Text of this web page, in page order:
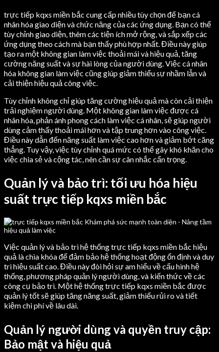
trực tiếp kqxs miền bắc cung cấp nhiều tùy chọn để bạn cá
nhân hóa giao diện và chức năng của các ứng dụng. Bạn có thể
tùy chỉnh giao diện, thêm các tiện ích mở rộng, và sắp xếp các
ứng dụng theo cách mà bạn thấy phù hợp nhất. Điều này giúp
tạo ra một không gian làm việc thoải mái và hiệu quả, tăng
cường năng suất và sự hài lòng của người dùng. Việc cá nhân
hóa không gian làm việc cũng giúp giảm thiểu sự nhầm lẫn và
cải thiện hiệu quả công việc.
Tùy chỉnh không chỉ giúp tăng cường hiệu quả mà còn cải thiện
trải nghiệm người dùng. Một không gian làm việc được cá
nhân hóa, phản ánh phong cách làm việc cá nhân, sẽ giúp người
dùng cảm thấy thoải mái hơn và tập trung hơn vào công việc.
Điều này dẫn đến năng suất làm việc cao hơn và giảm bớt căng
thẳng. Tuy vậy, việc tùy chỉnh quá mức có thể gây khó khăn cho
việc chia sẻ và cộng tác, nên cần sự cân nhắc cẩn trọng.
Quản lý và bảo trì: tối ưu hóa hiệu
suất trực tiếp kqxs miền bắc
Việc quản lý và bảo trì hệ thống trực tiếp kqxs miền bắc hiệu
quả là chìa khóa để đảm bảo hệ thống hoạt động ổn định và duy
trì hiệu suất cao. Điều này đòi hỏi sự am hiểu về cấu hình hệ
thống, phương pháp quản lý người dùng, và kiến thức về các
công cụ bảo trì. Một hệ thống trực tiếp kqxs miền bắc được
quản lý tốt sẽ giúp tăng năng suất, giảm thiểu rủi ro và tiết
kiệm chi phí về lâu dài.
Quản lý người dùng và quyền truy cập:
Bảo mật và hiệu quả